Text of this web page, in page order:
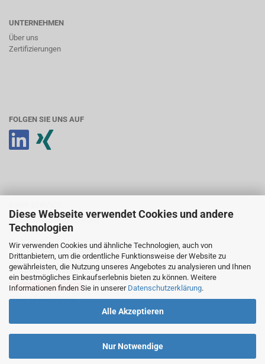
Diese Webseite verwendet Cookies und andere
Technologien
Wir verwenden Cookies und ähnliche Technologien, auch von
Drittanbietern, um die ordentliche Funktionsweise der Website zu
gewährleisten, die Nutzung unseres Angebotes zu analysieren und Ihnen
ein bestmögliches Einkaufserlebnis bieten zu können. Weitere
Informationen finden Sie in unserer Datenschutzerklärung.
Alle Akzeptieren
Nur Notwendige
UNTERNEHMEN
Über uns
Zertifizierungen
FOLGEN SIE UNS AUF
Anmeldung & Registrierung
Ihr Konto
Merkzettel
Newsletter abonnieren
Bestellung widerrufen
Widerrufsbelehrung